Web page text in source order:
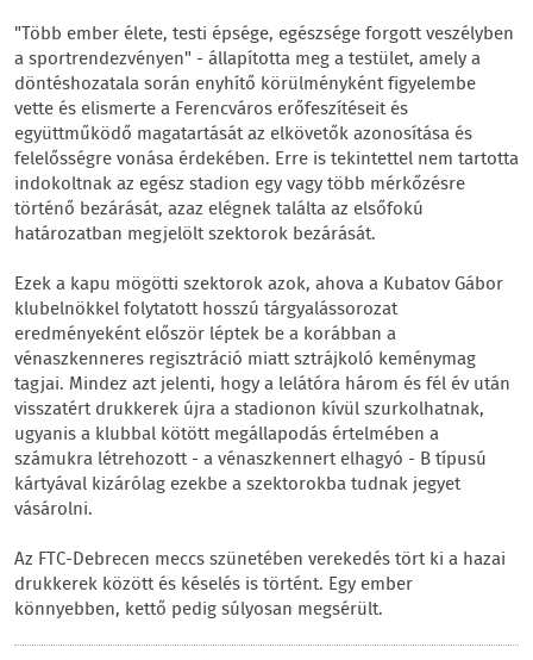
"Több ember élete, testi épsége, egészsége forgott veszélyben
a sportrendezvényen" - állapította meg a testület, amely a
döntéshozatala során enyhítő körülményként figyelembe
vette és elismerte a Ferencváros erőfeszítéseit és
együttműködő magatartását az elkövetők azonosítása és
felelősségre vonása érdekében. Erre is tekintettel nem tartotta
indokoltnak az egész stadion egy vagy több mérkőzésre
történő bezárását, azaz elégnek találta az elsőfokú
határozatban megjelölt szektorok bezárását.
Ezek a kapu mögötti szektorok azok, ahova a Kubatov Gábor
klubelnökkel folytatott hosszú tárgyalássorozat
eredményeként először léptek be a korábban a
vénaszkenneres regisztráció miatt sztrájkoló keménymag
tagjai. Mindez azt jelenti, hogy a lelátóra három és fél év után
visszatért drukkerek újra a stadionon kívül szurkolhatnak,
ugyanis a klubbal kötött megállapodás értelmében a
számukra létrehozott - a vénaszkennert elhagyó - B típusú
kártyával kizárólag ezekbe a szektorokba tudnak jegyet
vásárolni.
Az FTC-Debrecen meccs szünetében verekedés tört ki a hazai
drukkerek között és késelés is történt. Egy ember
könnyebben, kettő pedig súlyosan megsérült.